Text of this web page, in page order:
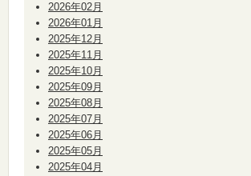
2026年02月
2026年01月
2025年12月
2025年11月
2025年10月
2025年09月
2025年08月
2025年07月
2025年06月
2025年05月
2025年04月